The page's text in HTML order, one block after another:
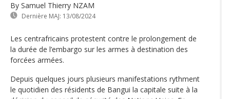
By Samuel Thierry NZAM
Dernière MAJ: 13/08/2024
Les centrafricains protestent contre le prolongement de
la durée de l’embargo sur les armes à destination des
forcées armées.
Depuis quelques jours plusieurs manifestations rythment
le quotidien des résidents de Bangui la capitale suite à la